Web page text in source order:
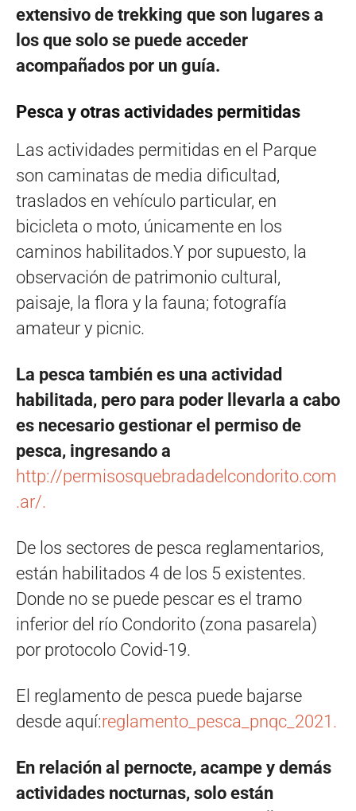
extensivo de trekking que son lugares a
los que solo se puede acceder
acompañados por un guía.
Pesca y otras actividades permitidas
Las actividades permitidas en el Parque
son caminatas de media dificultad,
traslados en vehículo particular, en
bicicleta o moto, únicamente en los
caminos habilitados.Y por supuesto, la
observación de patrimonio cultural,
paisaje, la flora y la fauna; fotografía
amateur y picnic.
La pesca también es una actividad
habilitada, pero para poder llevarla a cabo
es necesario gestionar el permiso de
pesca, ingresando a
http://permisosquebradadelcondorito.com
.ar/.
De los sectores de pesca reglamentarios,
están habilitados 4 de los 5 existentes.
Donde no se puede pescar es el tramo
inferior del río Condorito (zona pasarela)
por protocolo Covid-19.
El reglamento de pesca puede bajarse
desde aquí:reglamento_pesca_pnqc_2021.
En relación al pernocte, acampe y demás
actividades nocturnas, solo están